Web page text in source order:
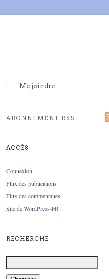
Me joindre
ABONNEMENT RSS
ACCÈS
Connexion
Flux des publications
Flux des commentaires
Site de WordPress-FR
RECHERCHE